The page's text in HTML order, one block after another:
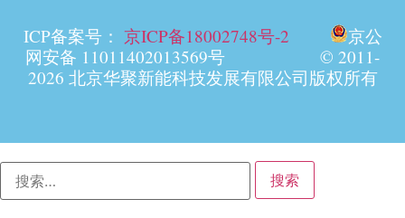
ICP备案号： 京ICP备18002748号-2
京公
网安备 11011402013569号 © 2011-
2026 北京华聚新能科技发展有限公司版权所有